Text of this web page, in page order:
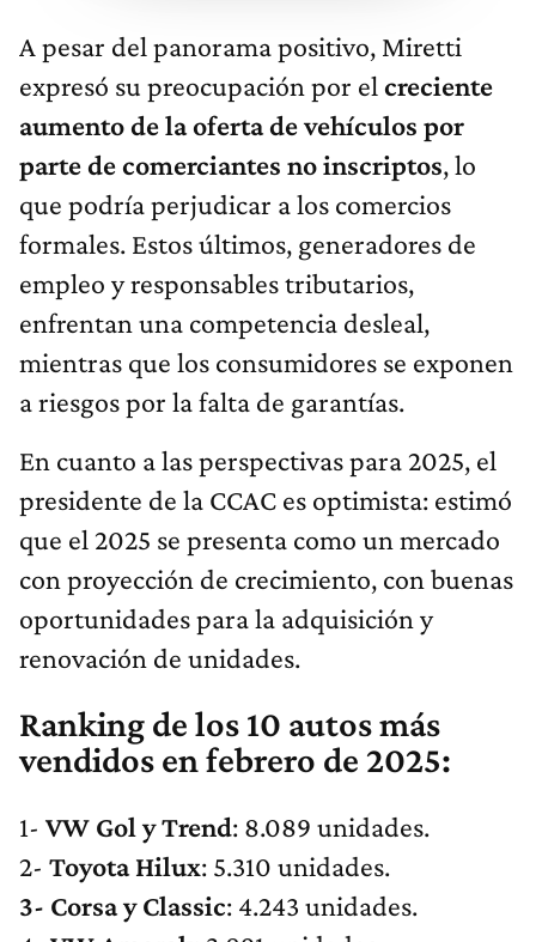
A pesar del panorama positivo, Miretti
expresó su preocupación por el creciente
aumento de la oferta de vehículos por
parte de comerciantes no inscriptos, lo
que podría perjudicar a los comercios
formales. Estos últimos, generadores de
empleo y responsables tributarios,
enfrentan una competencia desleal,
mientras que los consumidores se exponen
a riesgos por la falta de garantías.
En cuanto a las perspectivas para 2025, el
presidente de la CCAC es optimista: estimó
que el 2025 se presenta como un mercado
con proyección de crecimiento, con buenas
oportunidades para la adquisición y
renovación de unidades.
Ranking de los 10 autos más
vendidos en febrero de 2025:
1- VW Gol y Trend: 8.089 unidades.
2- Toyota Hilux: 5.310 unidades.
3- Corsa y Classic: 4.243 unidades.